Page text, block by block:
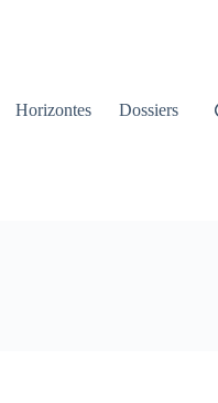
Horizontes Dossiers